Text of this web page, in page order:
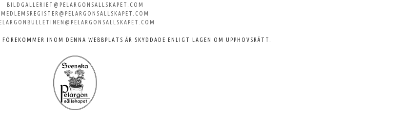
BILDGALLERIET@PELARGONSALLSKAPET.COM
MEDLEMSREGISTER@PELARGONSALLSKAPET.COM
INOM DENNA WEBBPLATS ÄR SKYDDADE ENLIGT LAGEN OM UPPHOVSRÄTT.